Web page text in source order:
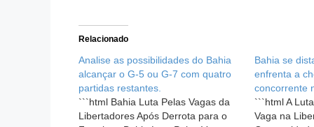
Relacionado
Analise as possibilidades do Bahia
alcançar o G-5 ou G-7 com quatro
partidas restantes.
```html Bahia Luta Pelas Vagas da
Libertadores Após Derrota para o
Bahia se
enfrenta a
concorrente
```html A
Vaga na